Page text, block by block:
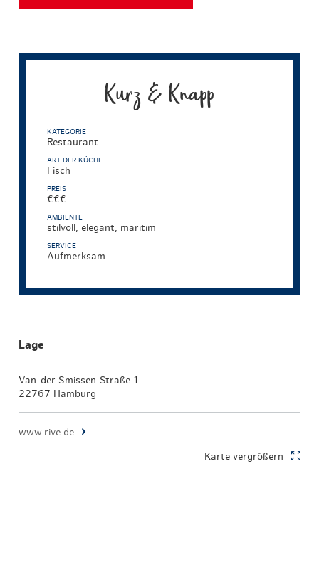
Kurz & Knapp
KATEGORIE
Restaurant
ART DER KÜCHE
Fisch
PREIS
€€€
AMBIENTE
stilvoll, elegant, maritim
SERVICE
Aufmerksam
Lage
Van-der-Smissen-Straße 1
22767 Hamburg
www.rive.de
Karte vergrößern